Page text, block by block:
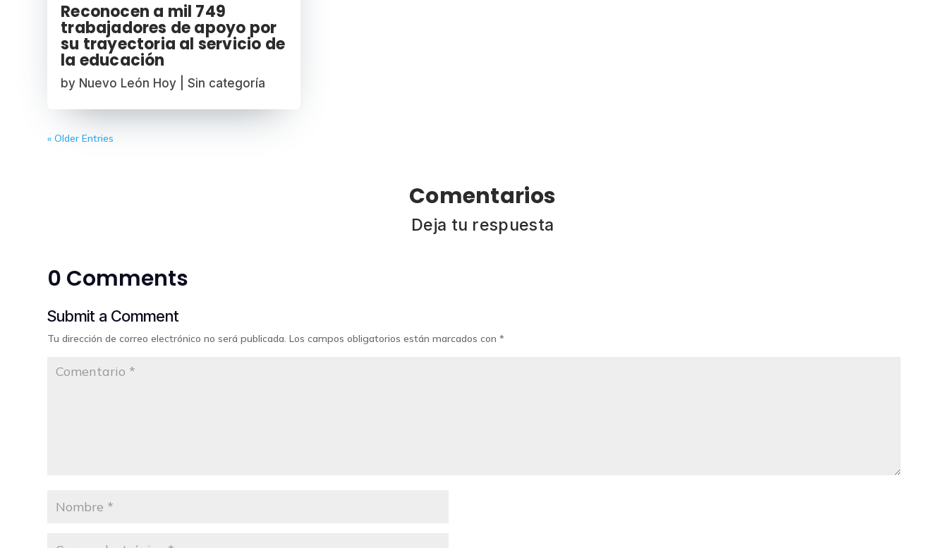
Reconocen a mil 749
trabajadores de apoyo por
su trayectoria al servicio de
la educación
by Nuevo León Hoy |Sin categoría
« Older Entries
Comentarios
Deja tu respuesta
0 Comments
Submit a Comment
Tu dirección de correo electrónico no será publicada. Los campos obligatorios están marcados con*